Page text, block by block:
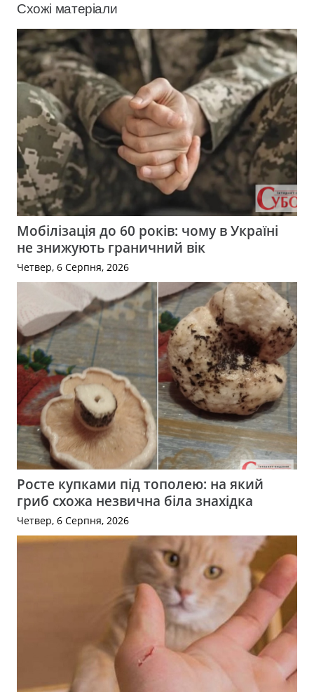
Схожі матеріали
Мобілізація до 60 років: чому в Україні
не знижують граничний вік
Четвер, 6 Серпня, 2026
Росте купками під тополею: на який
гриб схожа незвична біла знахідка
Четвер, 6 Серпня, 2026